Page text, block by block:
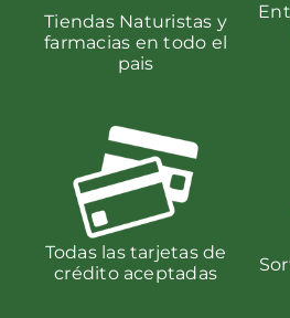
Tiendas Naturistas y
farmacias en todo el
pais
Todas las tarjetas de
crédito aceptadas